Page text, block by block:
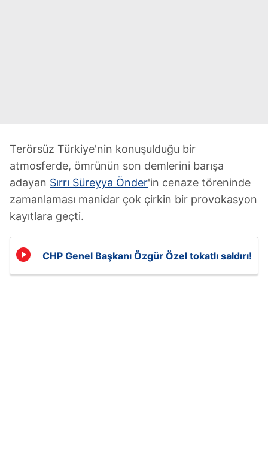
Terörsüz Türkiye'nin konuşulduğu bir
atmosferde, ömrünün son demlerini barışa
adayan Sırrı Süreyya Önder'in cenaze töreninde
zamanlaması manidar çok çirkin bir provokasyon
kayıtlara geçti.
CHP Genel Başkanı Özgür Özel tokatlı saldırı!